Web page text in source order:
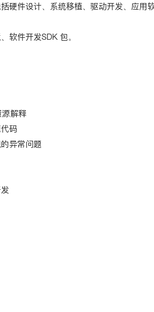
硬件设计、系统移植、驱动开发、应
软件开发SDK 包。
解释
码
异常问题